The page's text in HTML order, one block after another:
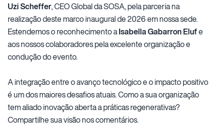
Uzi Scheffer, CEO Global da SOSA, pela parceria na
realização deste marco inaugural de 2026 em nossa sede.
Estendemos o reconhecimento aIsabella Gabarron Elufe
aos nossos colaboradores pela excelente organização e
condução do evento.
A integração entre o avanço tecnológico e o impacto positivo
é um dos maiores desafios atuais. Como a sua organização
tem aliado inovação aberta a práticas regenerativas?
Compartilhe sua visão nos comentários.